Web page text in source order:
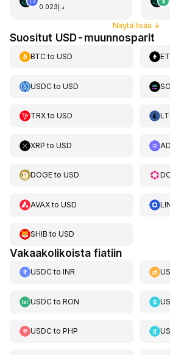
د.إ0.023
Näytä lisää ↓
Suositut USD-muunnosparit
BTCto USD
USDCto USD
TRXto USD
XRP to USD
DOGEto USD
AVAXto USD
SHIB to USD
Vakaakolikoista fiatiin
USDCto INR
USDCto RON
USDCto PHP